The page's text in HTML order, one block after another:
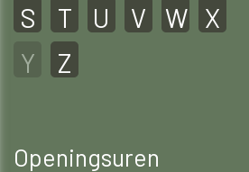
S
T U V W X
Y
Z
Openingsuren